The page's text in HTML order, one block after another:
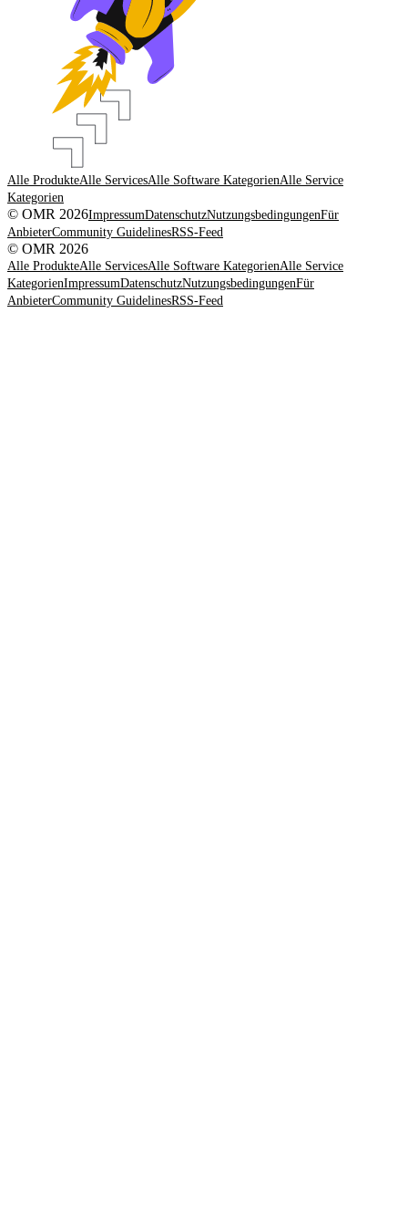
Alle ProdukteAlle ServicesAlle Software KategorienAlle Service
Kategorien
© OMR 2026ImpressumDatenschutzNutzungsbedingungenFür
AnbieterCommunity GuidelinesRSS-Feed
© OMR 2026
Alle ProdukteAlle ServicesAlle Software KategorienAlle Service
KategorienImpressumDatenschutzNutzungsbedingungenFür
AnbieterCommunity GuidelinesRSS-Feed